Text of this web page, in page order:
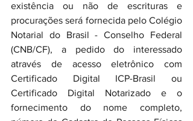
existência ou não de escrituras e
procurações será fornecida pelo Colégio
Notarial do Brasil - Conselho Federal
(CNB/CF), a pedido do interessado
através de acesso eletrônico com
Certificado Digital ICP-Brasil ou
Certificado Digital Notarizado e o
fornecimento do nome completo,